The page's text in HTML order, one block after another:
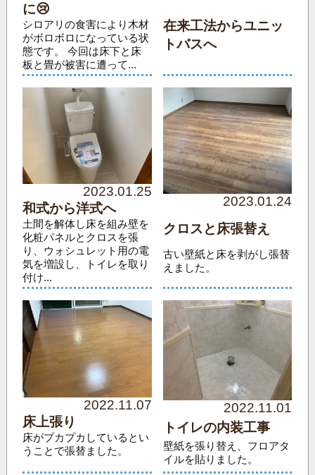
に😢
シロアリの食害により木材
がボロボロになっている状
態です。 今回は床下と床
板と畳が被害に遭って...
在来工法からユニッ
トバスへ
2023.01.25
和式から洋式へ
土間を解体し床を組み壁を
化粧パネルとクロスを張
り、ウォシュレット用の電
気を増設し、トイレを取り
付け...
2023.01.24
クロスと床張替え
古い壁紙と床を剥がし張替
えました。
2022.11.07
床上張り
床がプカプカしているとい
うことで張替ました。
2022.11.01
トイレの内装工事
壁紙を張り替え、フロアタ
イルを貼りました。